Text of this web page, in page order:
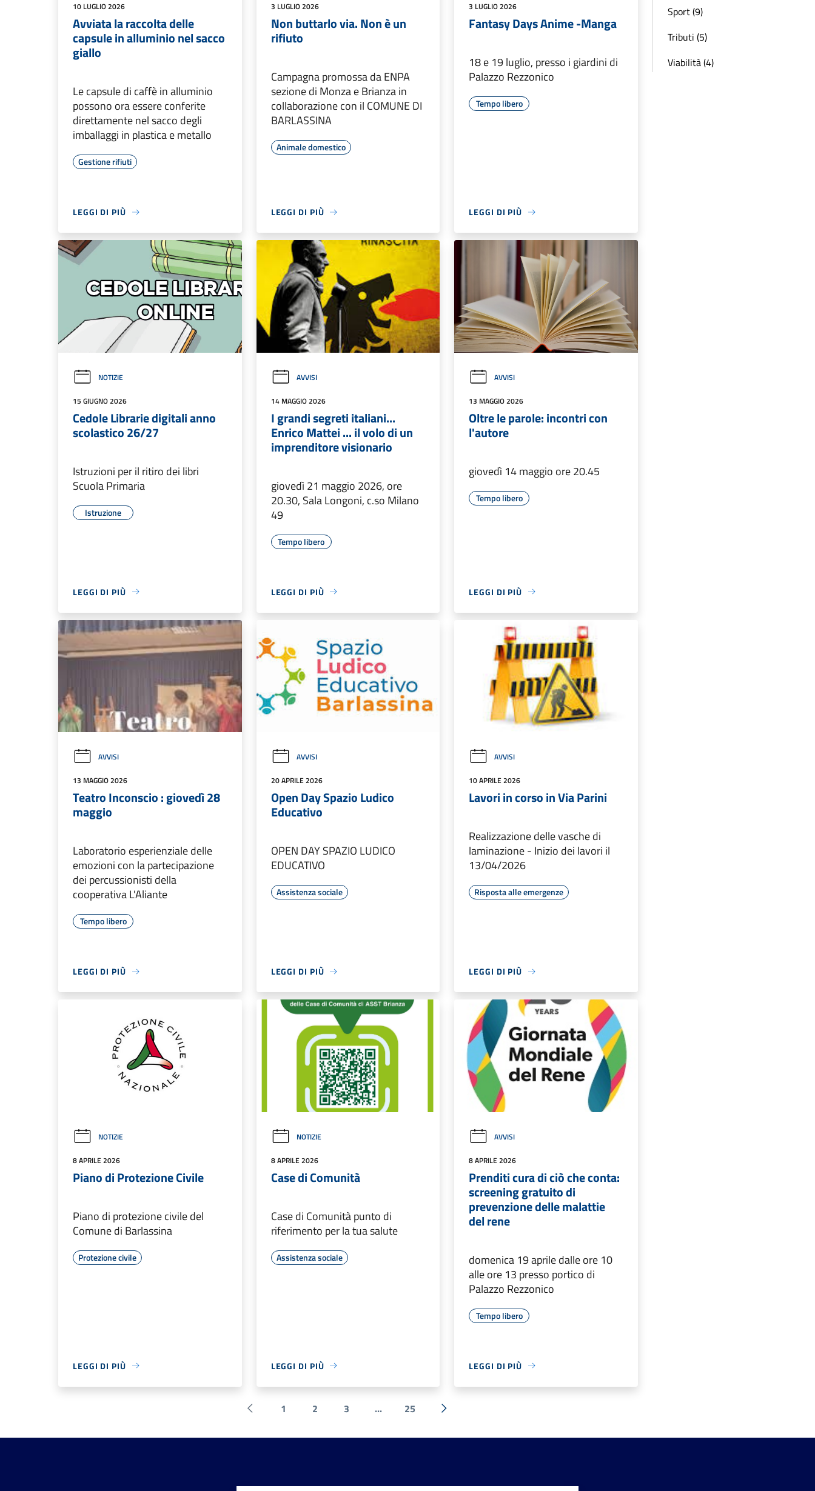
10 LUGLIO 2026
Avviata la raccolta delle
capsule in alluminio nel sacco
giallo
Le capsule di caffè in alluminio
possono ora essere conferite
direttamente nel sacco degli
imballaggi in plastica e metallo
Gestione rifiuti
LEGGI DI PIÙ
3 LUGLIO 2026
Non buttarlo via. Non è un
rifiuto
Campagna promossa da ENPA
sezione di Monza e Brianza in
collaborazione con il COMUNE DI
BARLASSINA
Animale domestico
LEGGI DI PIÙ
3 LUGLIO 2026
Fantasy Days Anime -Manga
18 e 19 luglio, presso i giardini di
Palazzo Rezzonico
Tempo libero
LEGGI DI PIÙ
NOTIZIE
15 GIUGNO 2026
Cedole Librarie digitali anno
scolastico 26/27
Istruzioni per il ritiro dei libri
Scuola Primaria
Istruzione
LEGGI DI PIÙ
AVVISI
14 MAGGIO 2026
I grandi segreti italiani...
Enrico Mattei ... il volo di un
imprenditore visionario
giovedì 21 maggio 2026, ore
20.30, Sala Longoni, c.so Milano
49
Tempo libero
LEGGI DI PIÙ
AVVISI
13 MAGGIO 2026
Oltre le parole: incontri con
l'autore
giovedì 14 maggio ore 20.45
Tempo libero
LEGGI DI PIÙ
AVVISI
13 MAGGIO 2026
Teatro Inconscio : giovedì 28
maggio
Laboratorio esperienziale delle
emozioni con la partecipazione
dei percussionisti della
cooperativa L'Aliante
Tempo libero
LEGGI DI PIÙ
AVVISI
20 APRILE 2026
Open Day Spazio Ludico
Educativo
OPEN DAY SPAZIO LUDICO
EDUCATIVO
Assistenza sociale
LEGGI DI PIÙ
AVVISI
10 APRILE 2026
Lavori in corso in Via Parini
Realizzazione delle vasche di
laminazione - Inizio dei lavori il
13/04/2026
Risposta alle emergenze
LEGGI DI PIÙ
NOTIZIE
8 APRILE 2026
Piano di Protezione Civile
Piano di protezione civile del
Comune di Barlassina
Protezione civile
LEGGI DI PIÙ
NOTIZIE
8 APRILE 2026
Case di Comunità
Case di Comunità punto di
riferimento per la tua salute
Assistenza sociale
LEGGI DI PIÙ
AVVISI
8 APRILE 2026
Prenditi cura di ciò che conta:
screening gratuito di
prevenzione delle malattie
del rene
domenica 19 aprile dalle ore 10
alle ore 13 presso portico di
Palazzo Rezzonico
Tempo libero
LEGGI DI PIÙ
Pagina precedente
1 2 3 ... 25
Successiva »
Sport (9)
Tributi (5)
Viabilità (4)